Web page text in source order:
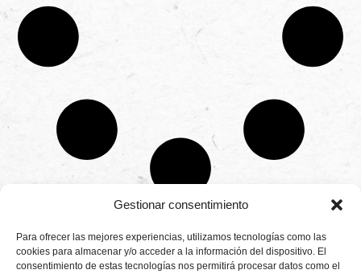
Gestionar consentimiento
Para ofrecer las mejores experiencias, utilizamos tecnologías como las
cookies para almacenar y/o acceder a la información del dispositivo. El
consentimiento de estas tecnologías nos permitirá procesar datos como el
Productores
de
CONTÁCTANOS
Camino de
Montemayor s/n
Aviso legal